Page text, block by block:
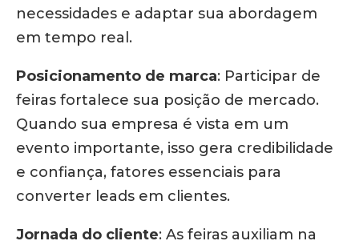
necessidades e adaptar sua abordagem
em tempo real.
Posicionamento de marca: Participar de
feiras fortalece sua posição de mercado.
Quando sua empresa é vista em um
evento importante, isso gera credibilidade
e confiança, fatores essenciais para
converter leads em clientes.
Jornada do cliente: As feiras auxiliam na